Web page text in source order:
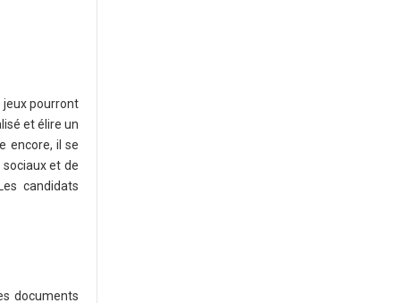
jeux pourront
et élire un
encore, il se
et de
candidats
documents